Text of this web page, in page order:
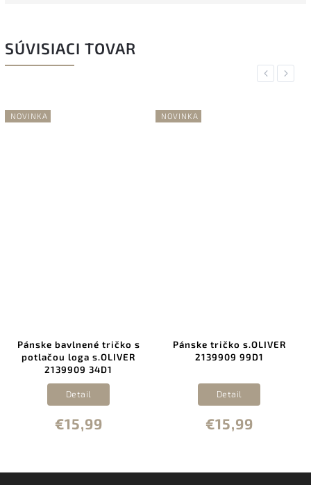
SÚVISIACI TOVAR
Previous
NOVINKA
Pánske bavlnené tričko s
potlačou loga s.OLIVER
2139909 34D1
€15,99
Detail
NOVINKA
Pánske tričko s.OLIVER
2139909 99D1
€15,99
Detail
Next